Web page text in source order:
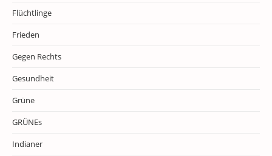
Flüchtlinge
Frieden
Gegen Rechts
Gesundheit
Grüne
GRÜNEs
Indianer